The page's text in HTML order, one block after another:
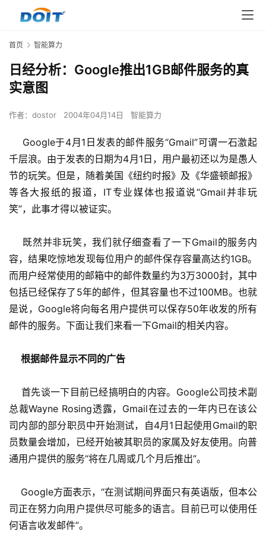
首页 智能算力
日经分析：Google推出1GB邮件服务的真
实意图
作者： dostor 2004年04月14日 智能算力
Google于4月1日发表的邮件服务“Gmail”可谓一石激起
千层浪。由于发表的日期为4月1日，用户最初还以为是愚人
节的玩笑。但是，随着美国《纽约时报》及《华盛顿邮报》
等各大报纸的报道，IT专业媒体也报道说“Gmail并非玩
笑”，此事才得以被证实。
既然并非玩笑，我们就仔细查看了一下Gmail的服务内
容，结果吃惊地发现每位用户的邮件保存容量高达约1GB。
而用户经常使用的邮箱中的邮件数量约为3万3000封，其中
包括已经保存了5年的邮件，但其容量也不过100MB。也就
是说，Google将向每名用户提供可以保存50年收发的所有
邮件的服务。下面让我们来看一下Gmail的相关内容。
根据邮件显示不同的广告
首先谈一下目前已经搞明白的内容。Google公司技术副
总裁Wayne Rosing透露，Gmail在过去的一年内已在该公
司内部的部分职员中开始测试，自4月1日起使用Gmail的职
员数量会增加，已经开始被其职员的家属及好友使用。向普
通用户提供的服务“将在几周或几个月后推出”。
Google方面表示，“在测试期间界面只有英语版，但本公
司正在努力向用户提供尽可能多的语言。目前已可以使用任
何语言收发邮件”。